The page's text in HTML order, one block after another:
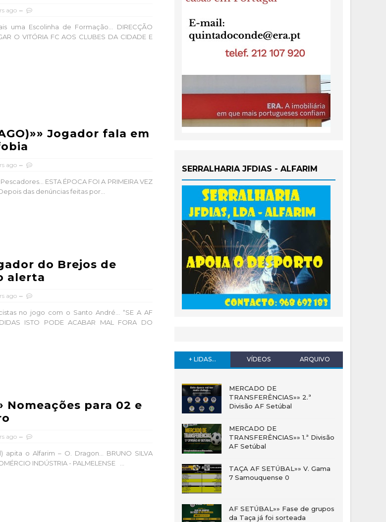
ago
uma Escolinha de Formação… DIRECÇÃO
O VITÓRIA FC AOS CLUBES DA CIDADE E
Jogador fala em
ago
ESTA ÉPOCA FOI A PRIMEIRA VEZ
das denúncias feitas por...
do Brejos de
alerta
ago
no jogo com o Santo André… “SE A AF
ISTO PODE ACABAR MAL FORA DO
Nomeações para 02 e
ago
apita o Alfarim – O. Dragon… BRUNO SILVA
INDÚSTRIA - PALMELENSE ...
SERRALHARIA JFDIAS - ALFARIM
+ LIDAS... VÍDEOS ARQUIVO
MERCADO DE
TRANSFERÊNCIAS»» 2.ª
Divisão AF Setúbal
MERCADO DE
TRANSFERÊNCIAS»» 1.ª Divisão
AF Setúbal
TAÇA AF SETÚBAL»» V. Gama
7 Samouquense 0
AF SETÚBAL»» Fase de grupos
da Taça já foi sorteada